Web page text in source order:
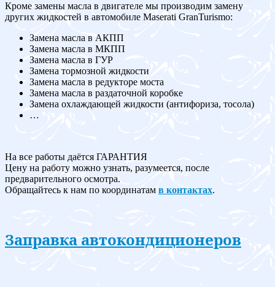
Кроме замены масла в двигателе мы производим замену
других жидкостей в автомобиле Maserati GranTurismo:
Замена масла в АКПП
Замена масла в МКПП
Замена масла в ГУР
Замена тормозной жидкости
Замена масла в редукторе моста
Замена масла в раздаточной коробке
Замена охлаждающей жидкости (антифориза, тосола)
…
На все работы даётся ГАРАНТИЯ
Цену на работу можно узнать, разумеется, после
предварительного осмотра.
Обращайтесь к нам по координатам в контактах.
Заправка автокондиционеров